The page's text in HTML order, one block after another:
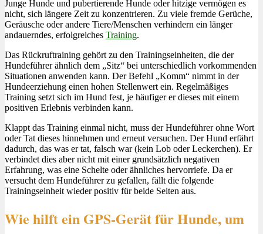
Junge Hunde und pubertierende Hunde oder hitzige vermögen es
nicht, sich längere Zeit zu konzentrieren. Zu viele fremde Gerüche,
Geräusche oder andere Tiere/Menschen verhindern ein länger
andauerndes, erfolgreiches Training.
Das Rückruftraining gehört zu den Trainingseinheiten, die der
Hundeführer ähnlich dem „Sitz“ bei unterschiedlich vorkommenden
Situationen anwenden kann. Der Befehl „Komm“ nimmt in der
Hundeerziehung einen hohen Stellenwert ein. Regelmäßiges
Training setzt sich im Hund fest, je häufiger er dieses mit einem
positiven Erlebnis verbinden kann.
Klappt das Training einmal nicht, muss der Hundeführer ohne Wort
oder Tat dieses hinnehmen und erneut versuchen. Der Hund erfährt
dadurch, das was er tat, falsch war (kein Lob oder Leckerchen). Er
verbindet dies aber nicht mit einer grundsätzlich negativen
Erfahrung, was eine Schelte oder ähnliches hervorriefe. Da er
versucht dem Hundeführer zu gefallen, fällt die folgende
Trainingseinheit wieder positiv für beide Seiten aus.
Wie hilft ein GPS-Gerät für Hunde, um